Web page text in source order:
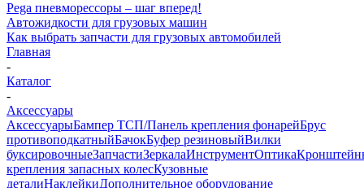
Pega пневморессоры – шаг вперед!
Автожидкости для грузовых машин
Как выбрать запчасти для грузовых автомобилей
Главная
-
Каталог
-
Аксессуары
АксессуарыБампер ТСП/Панель крепления фонарейБрус
противоподкатныйБачокБуфер резиновыйВилки
буксировочныеЗапчастиЗеркалаИнструментОптика
крепления запасных колесКузовные
деталиНаклейкиДополнительное оборудование